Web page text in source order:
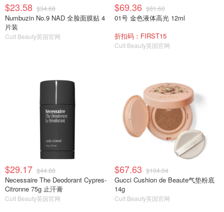
$23.58 $34.68
Numbuzin No.9 NAD 全脸面膜贴 4
片装
Cult Beauty英国官网
$69.36 $81.60
01号 金色液体高光 12ml
折扣码：FIRST15
Cult Beauty英国官网
$29.17 $44.88
Necessaire The Deodorant Cypres-
Citronne 75g 止汗膏
Cult Beauty英国官网
$67.63 $104.04
Gucci Cushion de Beaute气垫粉底
14g
Cult Beauty英国官网